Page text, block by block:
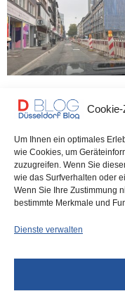
Um Ihnen ein optimales
wie Cookies, um
zuzugreifen. Wenn Sie
wie das Surfverhalten oder
Wenn Sie Ihre Zustimmung
bestimmte Merkmale und
Dienste verwalten
Chaos – in der Zeit
Welt
Düsseldorf Headlines,
Montag, 16.10.2023